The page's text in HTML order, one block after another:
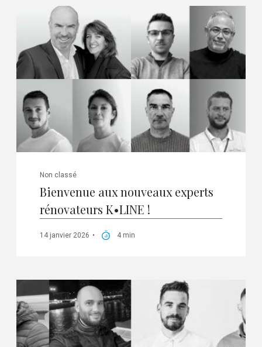
Non classé
Bienvenue aux nouveaux experts
rénovateurs K•LINE !
14 janvier 2026 4 min